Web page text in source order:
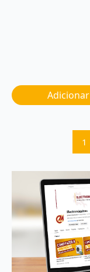
Adicionar
1